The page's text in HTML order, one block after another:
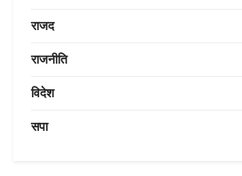
राजद
राजनीति
विदेश
सपा